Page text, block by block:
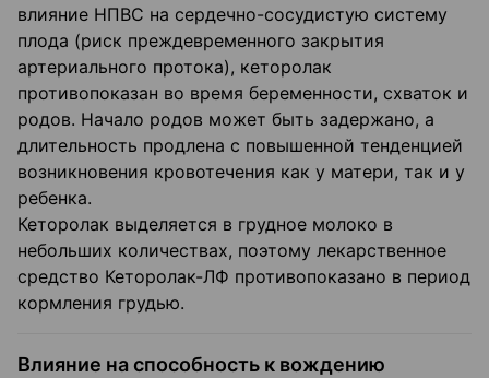
влияние НПВС на сердечно-сосудистую систему
плода (риск преждевременного закрытия
артериального протока), кеторолак
противопоказан во время беременности, схваток и
родов. Начало родов может быть задержано, а
длительность продлена с повышенной тенденцией
возникновения кровотечения как у матери, так и у
ребенка.
Кеторолак выделяется в грудное молоко в
небольших количествах, поэтому лекарственное
средство Кеторолак-ЛФ противопоказано в период
кормления грудью.
Влияние на способность к вождению